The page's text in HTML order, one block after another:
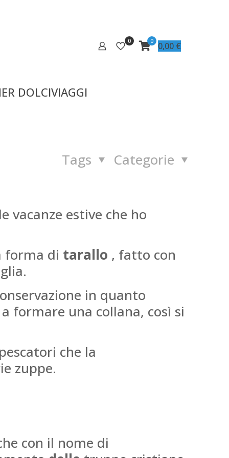
0 0 0,00 €
DOLCIVIAGGI
Categorie
Tags
vacanze estive che ho
forma di tarallo , fatto con
in quanto
formare una collana, così si
che la
zuppe.
con il nome di